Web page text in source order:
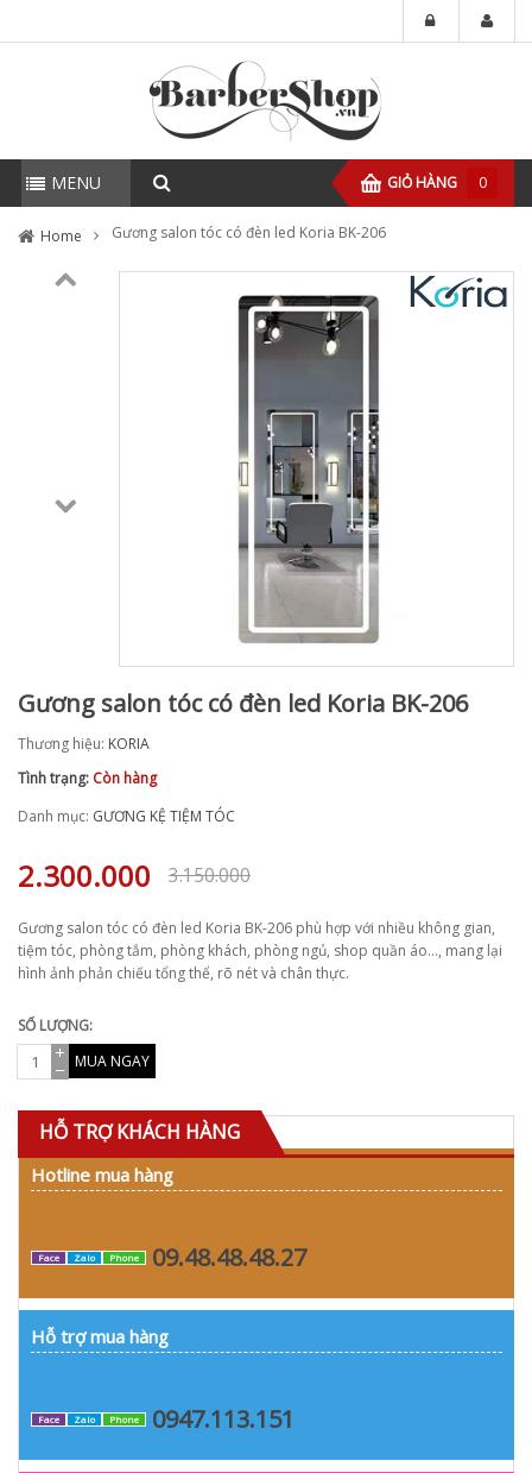
MENU GIỎ HÀNG 0
Home Gương salon tóc có đèn led Koria BK-206
Gương salon tóc có đèn led Koria BK-206
Thương hiệu: KORIA
Tình trạng: Còn hàng
Danh mục: GƯƠNG KỆ TIỆM TÓC
3.150.000
2.300.000
Gương salon tóc có đèn led Koria BK-206 phù hợp với nhiều không gian,
tiệm tóc, phòng tắm, phòng khách, phòng ngủ, shop quần áo…, mang lại
hình ảnh phản chiếu tổng thể, rõ nét và chân thực.
SỐ LƯỢNG:
MUA NGAY
HỖ TRỢ KHÁCH HÀNG
Hotline mua hàng
Face Zalo Phone 09.48.48.48.27
Hỗ trợ mua hàng
Face Zalo Phone 0947.113.151